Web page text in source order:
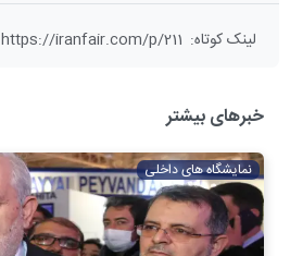
لینک کوتاه:
https://iranfair.com/p/211
خبرهای بیشتر
نمایشگاه های داخلی